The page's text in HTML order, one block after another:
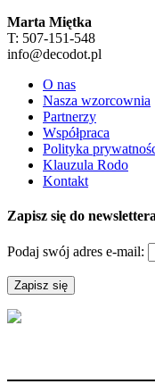
Marta Miętka
T: 507-151-548
info@decodot.pl
O nas
Nasza wzorcownia
Partnerzy
Współpraca
Polityka
Klauzula Rodo
Kontakt
Zapisz się do newslettera
Podaj swój adres e-mail: